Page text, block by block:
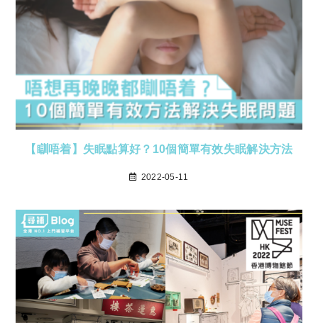
【瞓唔着】失眠點算好？10個簡單有效失眠解決方法
2022-05-11